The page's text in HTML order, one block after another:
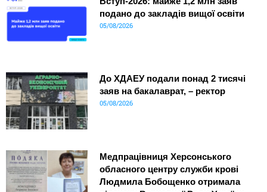
подано до закладів вищої освіти
05/08/2026
До ХДАЕУ подали понад 2 тисячі
заяв на бакалаврат, – ректор
05/08/2026
Медпрацівниця Херсонського
обласного центру служби крові
Людмила Бобощенко отримала